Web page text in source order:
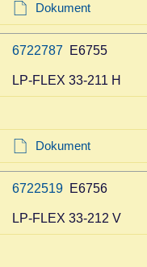
Dokument
6722787 E6755
LP-FLEX 33-211 H
Dokument
6722519 E6756
LP-FLEX 33-212 V